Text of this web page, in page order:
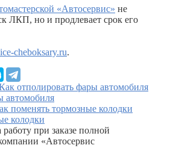
«Автосервис» не
ЛКП, но и продлевает срок его
cheboksary.ru.
автомобиля
колодки